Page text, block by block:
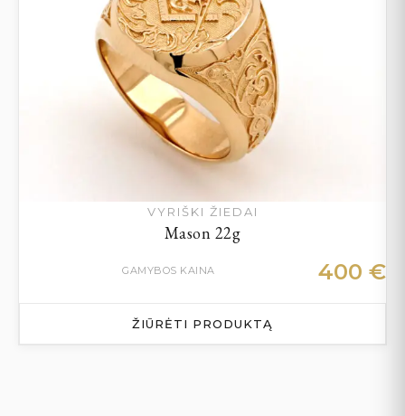
VYRIŠKI ŽIEDAI
Mason 22g
GAMYBOS KAINA 400 €
ŽIŪRĖTI PRODUKTĄ